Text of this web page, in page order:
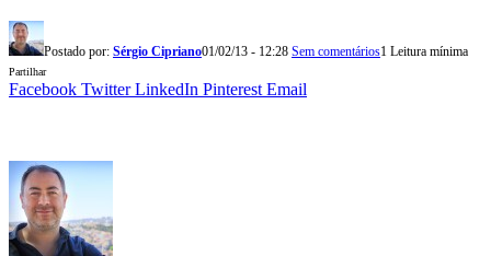
Postado por: Sérgio Cipriano01/02/13 - 12:28 Sem comentários1 Leitura mínima
Partilhar
Facebook Twitter LinkedIn Pinterest Email